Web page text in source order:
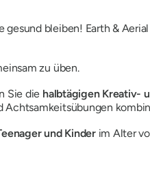
gesund bleiben! Earth &
zu üben.
Sie die halbtägigen Kreativ-
Achtsamkeitsübungen
und Kinder im Alter